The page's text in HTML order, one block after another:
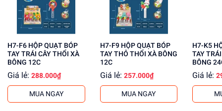
Cải thiện kỹ năng giải quyết vấn đề
Tăng cường sự tự tin và khả năng giao tiếp
Mua ngay đồ chơi trẻ em giá tốt tạidochoitinphat.com
nhận ưu đãi đặc biệt cho khách sỉ. Liên hệ với chúng tôi
để biết thêm thông tin về giá sỉ và chương trình mua sỉ đồ
chơi trẻ em.
H7-F6 HỘP QUẠT BÓP
TAY TRÁI CÂY THỔI XÀ
BÔNG 12C
Giá lẻ: 288.000₫
MUA NGAY
H7-F9 HỘP QUẠT BÓP
TAY THỎ THỔI XÀ BÔNG
12C
Giá lẻ: 257.000₫
MUA NGAY
H7-K5 HỘP QUẠT BÓP
TAY
BÔNG
Giá lẻ: